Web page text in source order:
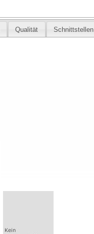
Qualität Schnittstellen